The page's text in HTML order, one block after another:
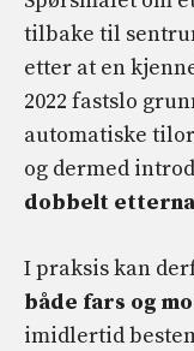
tilbake til
etter at en
2022 fastslo
automatiske
og dermed
dobbelt
I praksis kan
både fars og
imidlertid